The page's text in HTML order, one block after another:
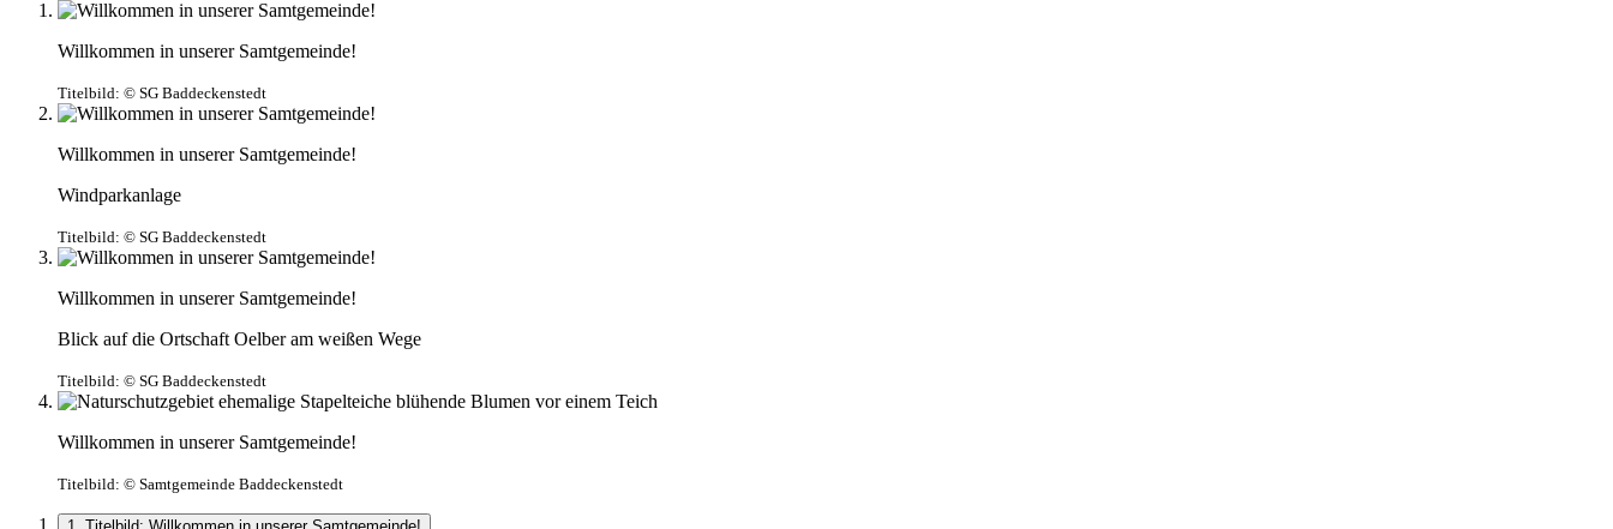
Willkommen in unserer Samtgemeinde!
Titelbild: © SG Baddeckenstedt
Willkommen in unserer Samtgemeinde!
Windparkanlage
Titelbild: © SG Baddeckenstedt
Willkommen in unserer Samtgemeinde!
Blick auf die Ortschaft Oelber am weißen Wege
Titelbild: © SG Baddeckenstedt
Willkommen in unserer Samtgemeinde!
Titelbild: © Samtgemeinde Baddeckenstedt